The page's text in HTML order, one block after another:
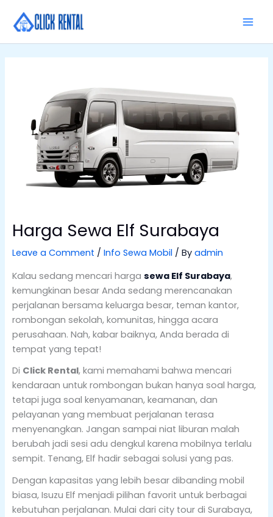
Harga Sewa Elf Surabaya
Leave a Comment / Info Sewa Mobil/ By admin
Kalau sedang mencari harga sewa Elf Surabaya,
kemungkinan besar Anda sedang merencanakan
perjalanan bersama keluarga besar, teman kantor,
rombongan sekolah, komunitas, hingga acara
perusahaan. Nah, kabar baiknya, Anda berada di
tempat yang tepat!
Di Click Rental, kami memahami bahwa mencari
kendaraan untuk rombongan bukan hanya soal harga,
tetapi juga soal kenyamanan, keamanan, dan
pelayanan yang membuat perjalanan terasa
menyenangkan. Jangan sampai niat liburan malah
berubah jadi sesi adu dengkul karena mobilnya terlalu
sempit. Tenang, Elf hadir sebagai solusi yang pas.
Dengan kapasitas yang lebih besar dibanding mobil
biasa, Isuzu Elf menjadi pilihan favorit untuk berbagai
kebutuhan perjalanan. Mulai dari city tour di Surabaya,